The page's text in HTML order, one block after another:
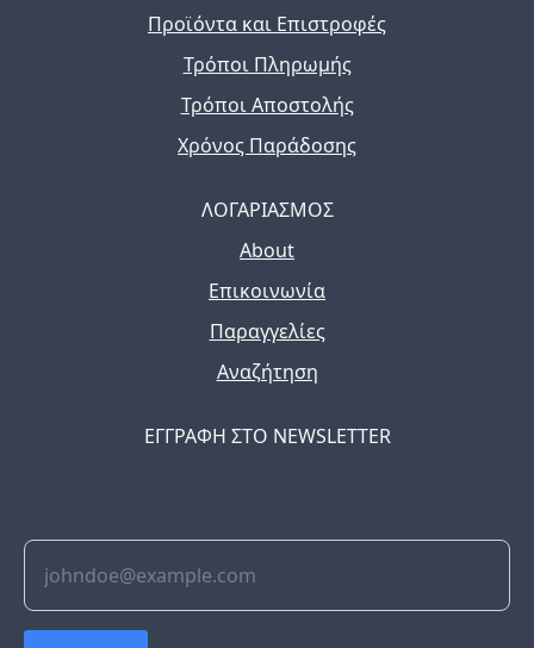
Προϊόντα και Επιστροφές
Τρόποι Πληρωμής
Τρόποι Αποστολής
Χρόνος Παράδοσης
ΛΟΓΑΡΙΑΣΜΟΣ
About
Επικοινωνία
Παραγγελίες
Αναζήτηση
ΕΓΓΡΑΦΗ ΣΤΟ NEWSLETTER